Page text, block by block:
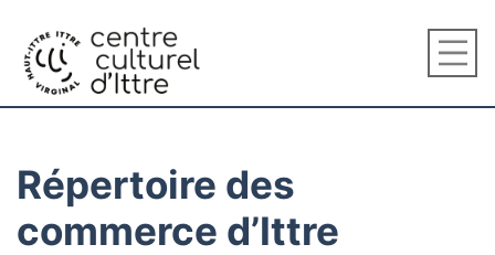
Répertoire des
commerce d’Ittre